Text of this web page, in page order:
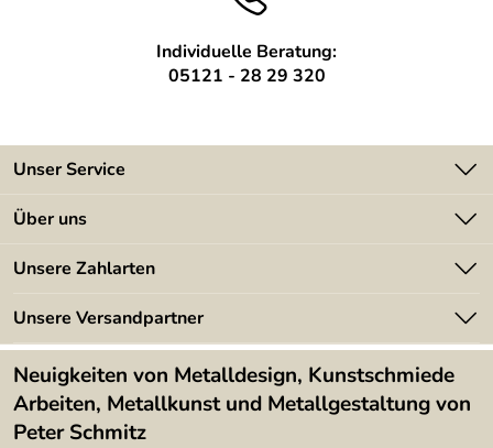
Wir können die Regale in Ihrer gewünschten Größe individuell, auch als
Individuelle Beratung:
05121 - 28 29 320
Unser Service
Kontakt
Kundeninformationen
Newsletter
Lieferbedingungen
Über uns
Angebote
Kundenbewertungen (394)
4,9/5
Unsere Zahlarten
Unsere Versandpartner
Neuigkeiten von Metalldesign, Kunstschmiede
Arbeiten, Metallkunst und Metallgestaltung von
Peter Schmitz